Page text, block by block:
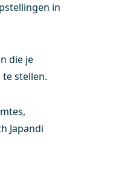
in
die je
stellen.
Japandi